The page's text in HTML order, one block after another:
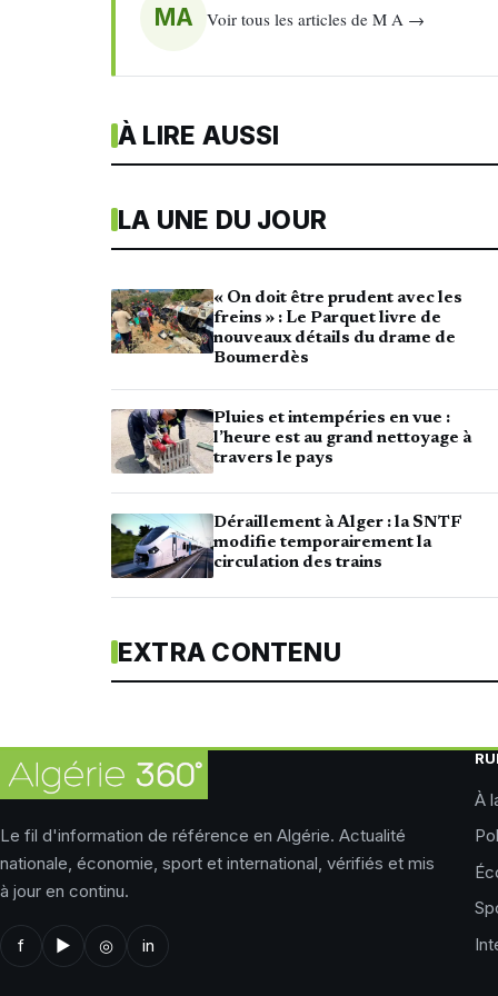
MA Voir tous les articles de M A →
À LIRE AUSSI
LA UNE DU JOUR
« On doit être prudent avec les
freins » : Le Parquet livre de
nouveaux détails du drame de
Boumerdès
Pluies et intempéries en vue :
l’heure est au grand nettoyage à
travers le pays
Déraillement à Alger : la SNTF
modifie temporairement la
circulation des trains
EXTRA CONTENU
Le fil d'information de référence en Algérie. Actualité
nationale, économie, sport et international, vérifiés et mis
à jour en continu.
f ▶ ◎ in
À